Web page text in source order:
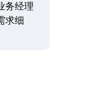
务经理
求细